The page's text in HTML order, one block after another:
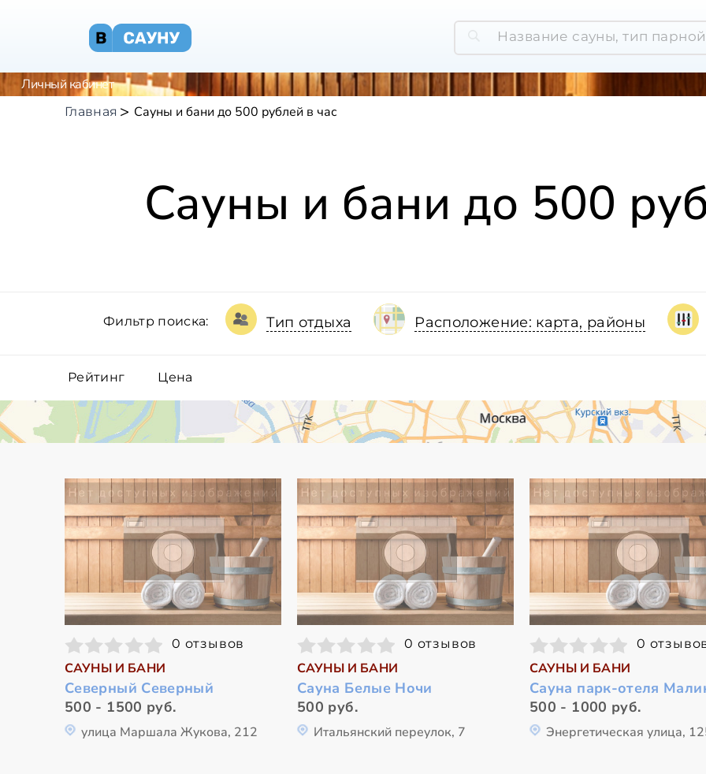
Личный кабинет
Главная Сауны и бани до 500 рублей в час
Сауны и бани до 500
Фильтр поиска: Тип отдыха Расположение: карта, районы
Рейтинг Цена
0 отзывов
САУНЫ И БАНИ
Северный Северный
500 - 1500 руб.
улица Маршала Жукова, 212
0 отзывов
САУНЫ И БАНИ
Сауна Белые Ночи
500 руб.
Итальянский переулок, 7
0
САУНЫ И БАНИ
Сауна парк-отеля
500 - 1000 руб.
Энергетическая улица,